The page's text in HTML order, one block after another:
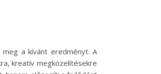
a kívánt eredményt. A
kreatív megközelítésekre